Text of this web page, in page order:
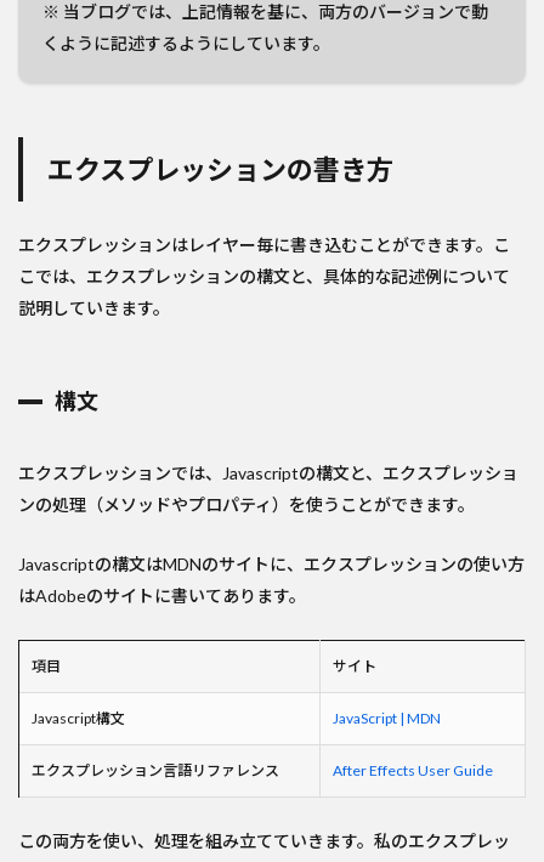
※ 当ブログでは、上記情報を基に、両方のバージョンで動
くように記述するようにしています。
エクスプレッションの書き方
エクスプレッションはレイヤー毎に書き込むことができます。こ
こでは、エクスプレッションの構文と、具体的な記述例について
説明していきます。
構文
エクスプレッションでは、Javascriptの構文と、エクスプレッショ
ンの処理（メソッドやプロパティ）を使うことができます。
Javascriptの構文はMDNのサイトに、エクスプレッションの使い方
はAdobeのサイトに書いてあります。
項目 サイト
Javascript構文 JavaScript | MDN
エクスプレッション言語リファレンス After Effects User Guide
この両方を使い、処理を組み立てていきます。私のエクスプレッ